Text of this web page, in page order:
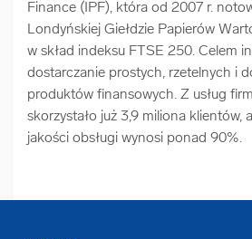
Finance (IPF), która od 2007 r.
Londyńskiej Giełdzie Papierów
w skład indeksu FTSE 250. Celem
dostarczanie prostych, rzetelnych i
produktów finansowych. Z usług
skorzystało już 3,9 miliona klientów,
jakości obsługi wynosi ponad 90%.